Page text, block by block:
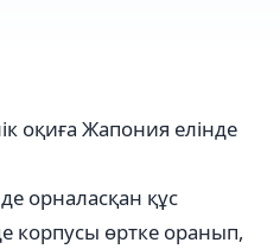
оқиға Жапония елінде
орналасқан құс
корпусы өртке оранып,